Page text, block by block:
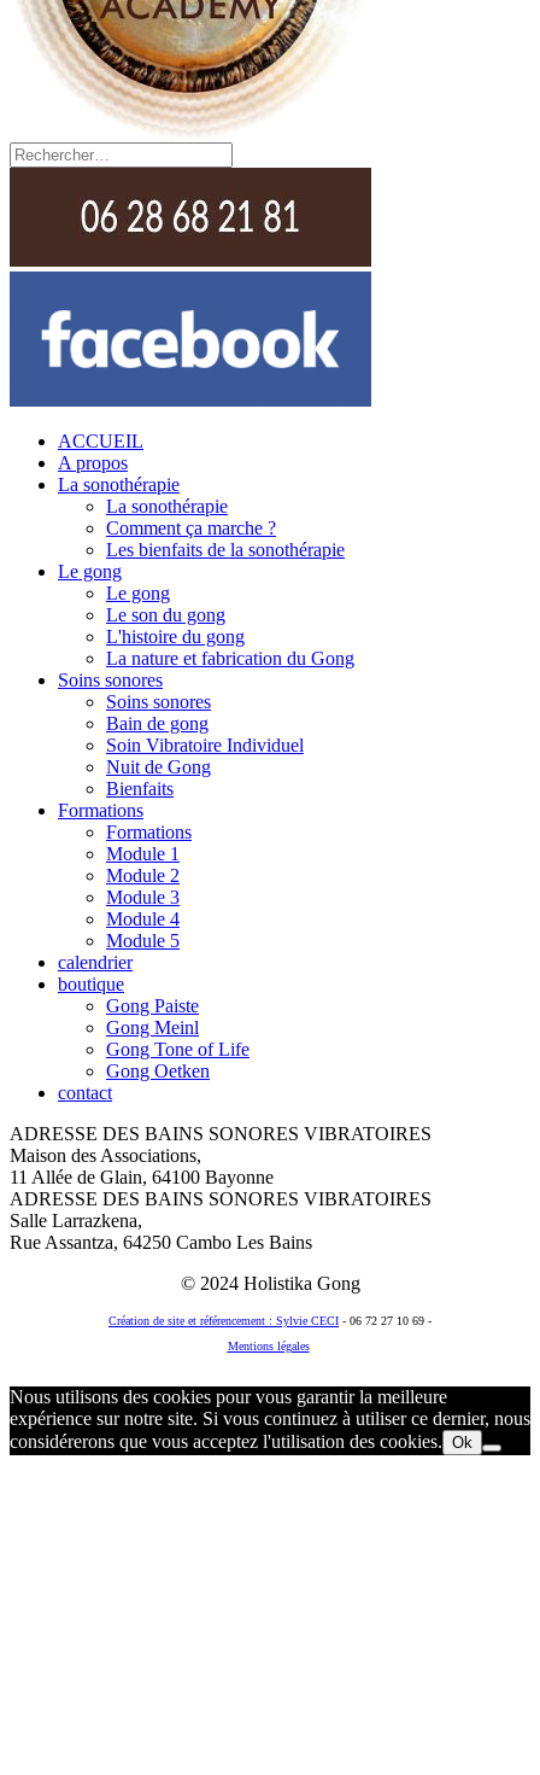
ACCUEIL
A propos
La sonothérapie
La sonothérapie
Comment ça marche ?
Les bienfaits de la sonothérapie
Le gong
Le gong
Le son du gong
L'histoire du gong
La nature et fabrication du Gong
Soins sonores
Soins sonores
Bain de gong
Soin Vibratoire Individuel
Nuit de Gong
Bienfaits
Formations
Formations
Module 1
Module 2
Module 3
Module 4
Module 5
calendrier
boutique
Gong Paiste
Gong Meinl
Gong Tone of Life
Gong Oetken
contact
ADRESSE DES BAINS SONORES VIBRATOIRES
Maison des Associations,
11 Allée de Glain, 64100 Bayonne
ADRESSE DES BAINS SONORES VIBRATOIRES
Salle Larrazkena,
Rue Assantza, 64250 Cambo Les Bains
© 2024 Holistika Gong
Création de site et référencement : Sylvie CECI - 06 72 27 10 69 -
Mentions légales
Nous utilisons des cookies pour vous garantir la meilleure
expérience sur notre site. Si vous continuez à utiliser ce dernier, nous
considérerons que vous acceptez l'utilisation des cookies. Ok